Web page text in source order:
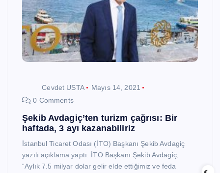
Cevdet USTA
Mayıs 14, 2021
0 Comments
Şekib Avdagiç’ten turizm çağrısı: Bir
haftada, 3 ayı kazanabiliriz
İstanbul Ticaret Odası (İTO) Başkanı Şekib Avdagiç
yazılı açıklama yaptı. İTO Başkanı Şekib Avdagiç,
“Aylık 7.5 milyar dolar gelir elde ettiğimiz ve feda